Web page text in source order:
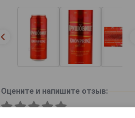
Оцените и напишите отзыв: